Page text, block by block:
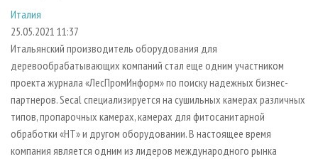
СУШКА ДРЕВЕСИНЫ
ПРОИЗВОДСТВО ДРЕВЕСНЫХ ПЛИТ
ДЕРЕВЯННОЕ ДОМОСТРОЕНИЕ
ПРОИЗВОДСТВО МЕБЕЛИ
БИОЭНЕРГЕТИКА
ЦБП
ПЕРСОНЫ
МОБИЛЬНЫЕ ВЫСТАВКИ
ОФИЦИАЛЬНЫЕ ДЕЛЕГАЦИИ
ПРИОРИТЕТНЫЕ ИНВЕСТПРОЕКТЫ
RUSSIAN FORESTRY REVIEW
ГАЗЕТА ЛЕСПРОМФОРУМ
КОНТАКТЫ
РЕКЛАМОДАТЕЛЯМ
РЕКЛАМА
РЕКЛАМА НА САЙТЕ
Италия
25.05.2021 11:37
Итальянский производитель оборудования для
деревообрабатывающих компаний стал еще одним участником
проекта журнала «ЛесПромИнформ» по поиску надежных бизнес-
партнеров. Secal специализируется на сушильных камерах различных
типов, пропарочных камерах, камерах для фитосанитарной
обработки «HT» и другом оборудовании. В настоящее время
компания является одним из лидеров международного рынка